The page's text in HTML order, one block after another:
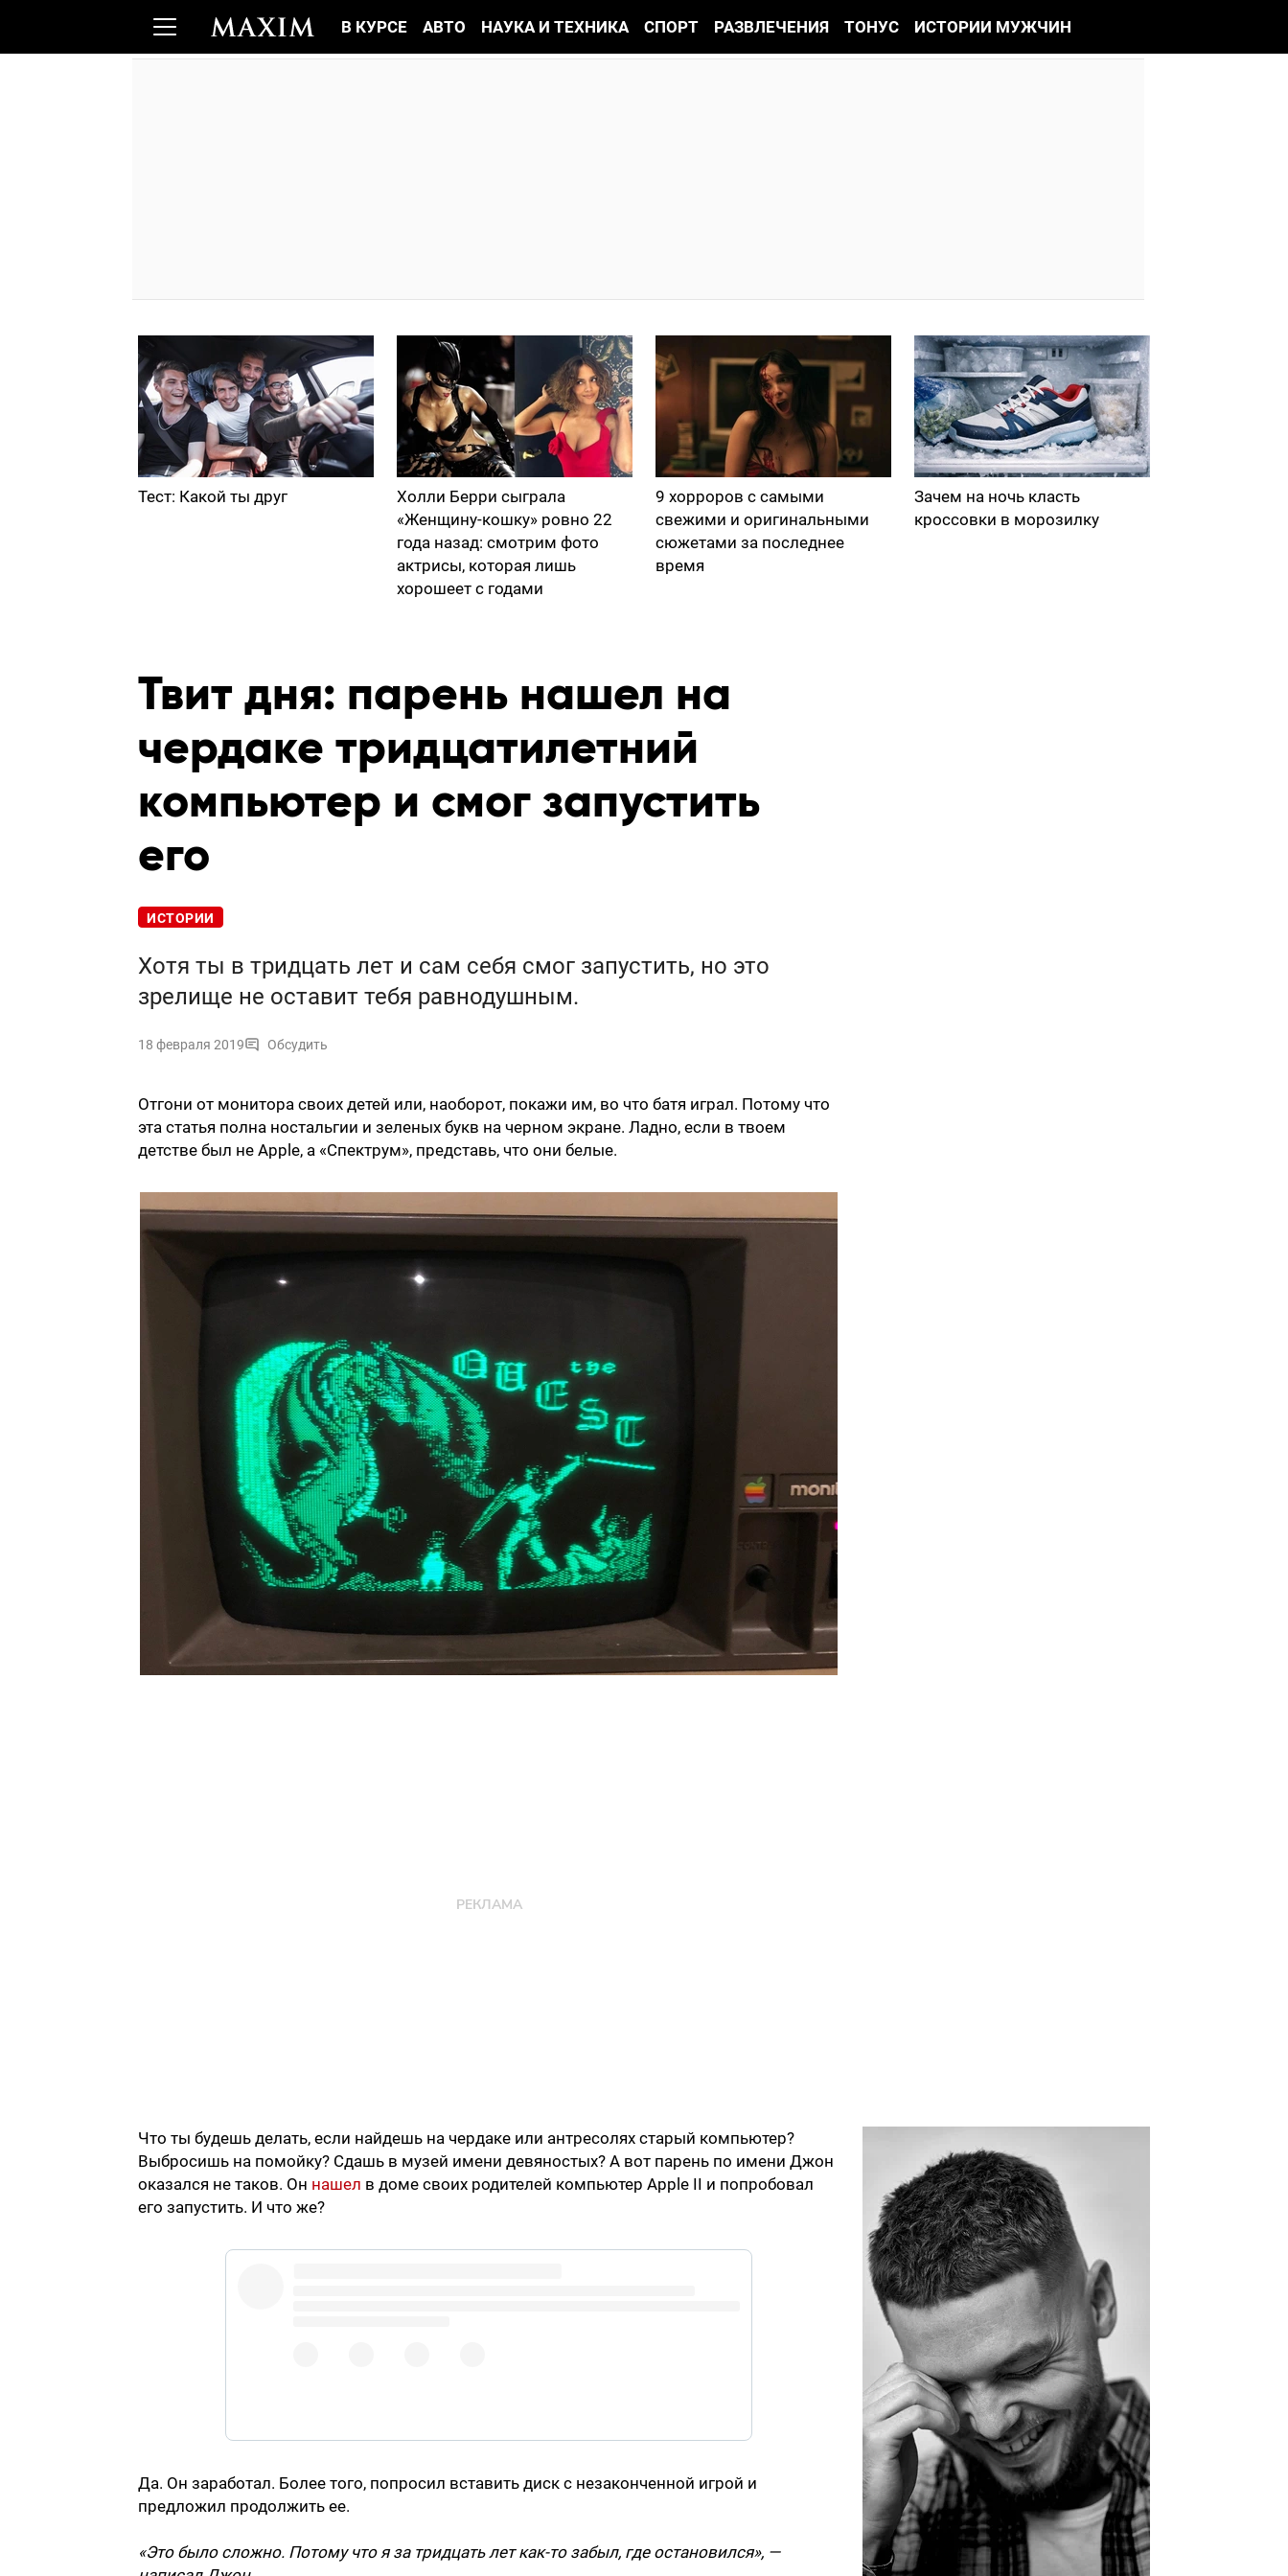
В КУРСЕ АВТО НАУКА И ТЕХНИКА СПОРТ РАЗВЛЕЧЕНИЯ ТОНУС ИСТОРИИ МУЖЧИН
Тест: Какой ты друг
Холли Берри сыграла
«Женщину-кошку» ровно 22
года назад: смотрим фото
актрисы, которая лишь
хорошеет с годами
9 хорроров с самыми
свежими и оригинальными
сюжетами за последнее
время
Зачем на ночь класть
кроссовки в морозилку
Твит дня: парень нашел на
чердаке тридцатилетний
компьютер и смог запустить
его
ИСТОРИИ
Хотя ты в тридцать лет и сам себя смог запустить, но это
зрелище не оставит тебя равнодушным.
18 февраля 2019 Обсудить
Отгони от монитора своих детей или, наоборот, покажи им, во что батя играл. Потому что
эта статья полна ностальгии и зеленых букв на черном экране. Ладно, если в твоем
детстве был не Apple, а «Спектрум», представь, что они белые.
Что ты будешь делать, если найдешь на чердаке или антресолях старый компьютер?
Выбросишь на помойку? Сдашь в музей имени девяностых? А вот парень по имени Джон
оказался не таков. Он нашел в доме своих родителей компьютер Apple II и попробовал
его запустить. И что же?
An Apple IIe. Sat in my parents’ attic for years. Decades.
Да. Он заработал. Более того, попросил вставить диск с незаконченной игрой и
предложил продолжить ее.
«Это было сложно. Потому что я за тридцать лет как-то забыл, где остановился», —